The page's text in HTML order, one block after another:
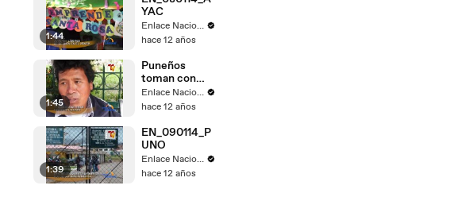
1:44
YAC
Enlace Nacional
hace 12 años
1:45
Puneños
toman con
calma fallo de
La Haya
Enlace Nacional
hace 12 años
1:39
EN_090114_P
UNO
Enlace Nacional
hace 12 años